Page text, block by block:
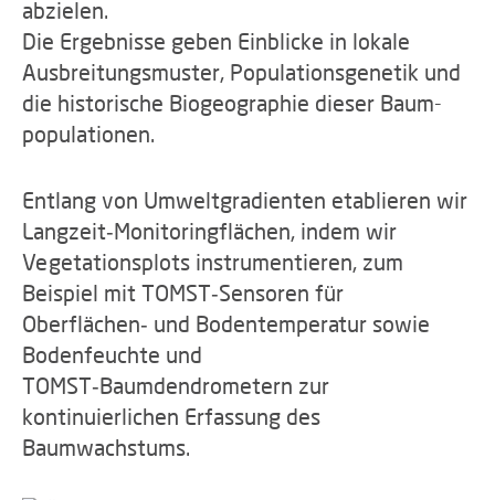
abzielen.
Die Ergebnisse geben Einblicke in lokale
Ausbreitungsmuster, Populationsgenetik und
die historische Biogeographie dieser Baum­
populationen.
Entlang von Umweltgradienten etablieren wir
Langzeit‑Monitoringflächen, indem wir
Vegetationsplots instrumentieren, zum
Beispiel mit TOMST‑Sensoren für
Oberflächen‑ und Bodentemperatur sowie
Bodenfeuchte und
TOMST‑Baumdendrometern zur
kontinuierlichen Erfassung des
Baumwachstums.